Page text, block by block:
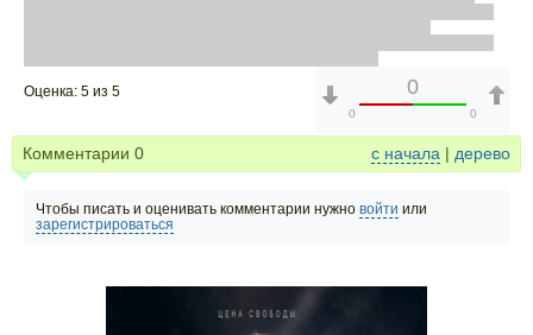
Оценка: 5 из 5
0
0 0
Комментарии 0 с начала | дерево
Чтобы писать и оценивать комментарии нужно войти или
зарегистрироваться